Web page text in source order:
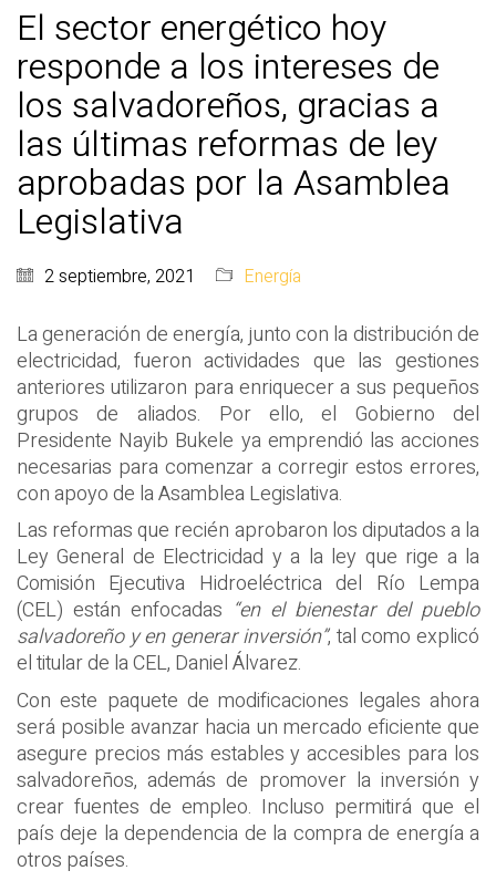
El sector energético hoy
responde a los intereses de
los salvadoreños, gracias a
las últimas reformas de ley
aprobadas por la Asamblea
Legislativa
2 septiembre, 2021 Energía
La generación de energía, junto con la distribución de
electricidad, fueron actividades que las gestiones
anteriores utilizaron para enriquecer a sus pequeños
grupos de aliados. Por ello, el Gobierno del
Presidente Nayib Bukele ya emprendió las acciones
necesarias para comenzar a corregir estos errores,
con apoyo de la Asamblea Legislativa.
Las reformas que recién aprobaron los diputados a la
Ley General de Electricidad y a la ley que rige a la
Comisión Ejecutiva Hidroeléctrica del Río Lempa
(CEL) están enfocadas “en el bienestar del pueblo
salvadoreño y en generar inversión”, tal como explicó
el titular de la CEL, Daniel Álvarez.
Con este paquete de modificaciones legales ahora
será posible avanzar hacia un mercado eficiente que
asegure precios más estables y accesibles para los
salvadoreños, además de promover la inversión y
crear fuentes de empleo. Incluso permitirá que el
país deje la dependencia de la compra de energía a
otros países.